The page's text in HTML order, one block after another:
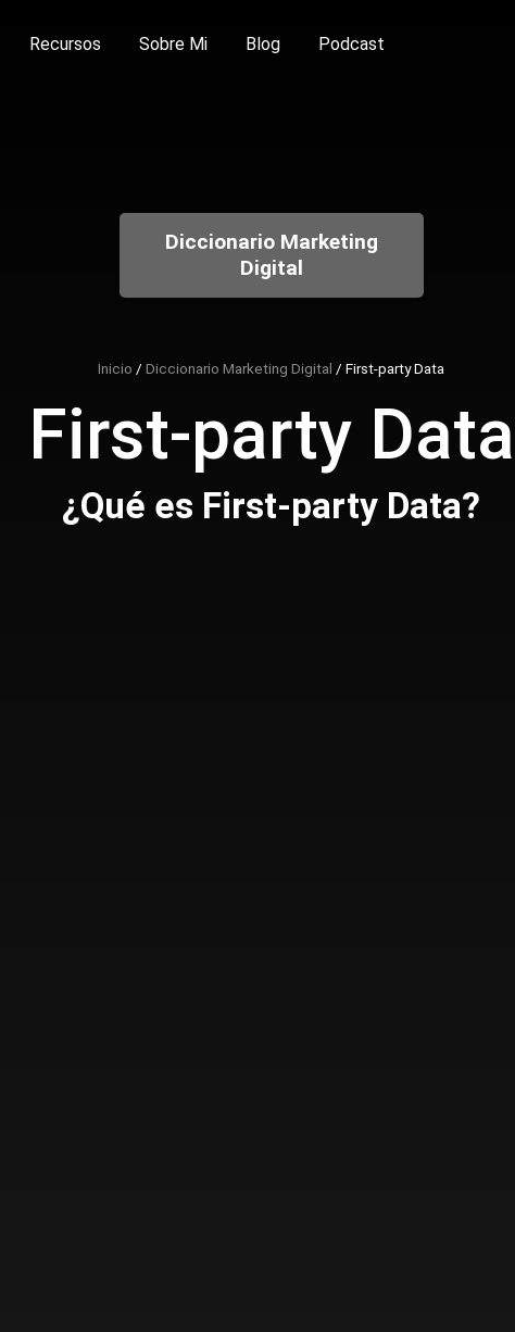
Recursos Sobre Mi Blog Podcast
Diccionario Marketing
Digital
Inicio /Diccionario Marketing Digital /First-party Data
First-party Data
¿Qué es First-party Data?